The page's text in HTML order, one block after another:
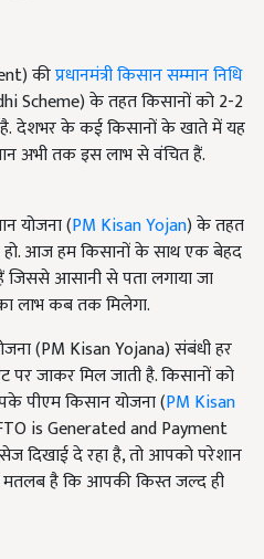
कीप्रधानमंत्री किसान सम्मान निधि
Scheme) के तहत किसानों को 2-2
देशभर के कई किसानों के खाते में यह
अभी तक इस लाभ से वंचित हैं.
योजना (PM Kisan Yojan)के तहत
हो. आज हम किसानों के साथ एक बेहद
आसानी से पता लगाया जा
लाभ कब तक मिलेगा.
(PM Kisan Yojana)संबंधी हर
पर जाकर मिल जाती है. किसानों को
पीएम किसान योजना (PM Kisan
is Generated and Payment
दिखाई दे रहा है, तो आपको परेशान
है कि आपकी किस्त जल्द ही